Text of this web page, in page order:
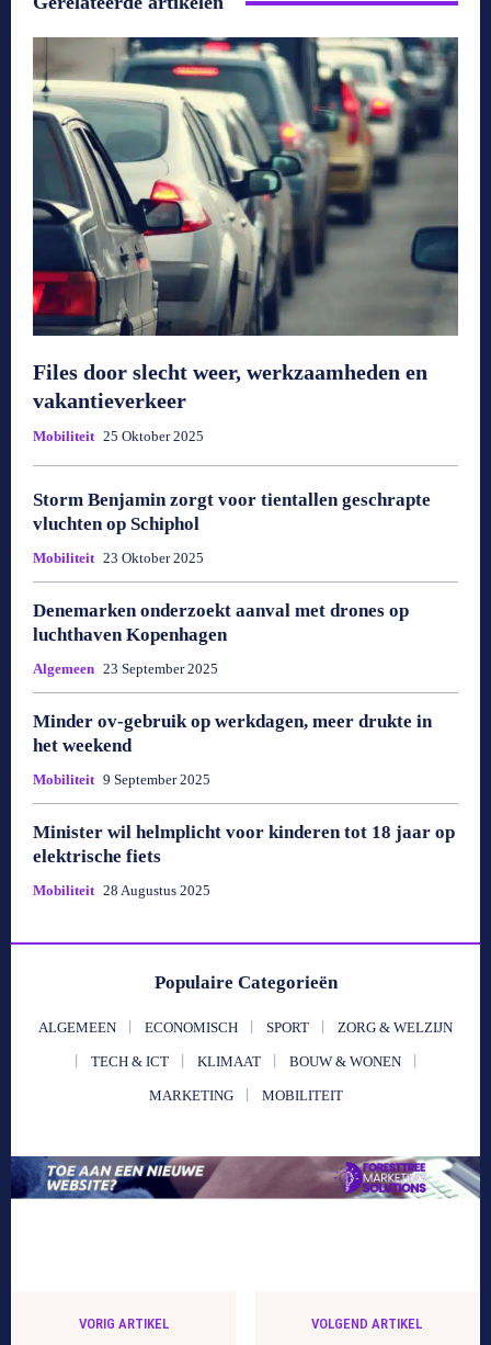
Files door slecht weer, werkzaamheden en
vakantieverkeer
Mobiliteit 25 Oktober 2025
Storm Benjamin zorgt voor tientallen geschrapte
vluchten op Schiphol
Mobiliteit 23 Oktober 2025
Denemarken onderzoekt aanval met drones op
luchthaven Kopenhagen
Algemeen 23 September 2025
Minder ov-gebruik op werkdagen, meer drukte in
het weekend
Mobiliteit 9 September 2025
Minister wil helmplicht voor kinderen tot 18 jaar op
elektrische fiets
Mobiliteit 28 Augustus 2025
Populaire Categorieën
ALGEMEEN ECONOMISCH SPORT ZORG & WELZIJN
TECH & ICT KLIMAAT BOUW & WONEN
MARKETING MOBILITEIT
VORIG ARTIKEL VOLGEND ARTIKEL